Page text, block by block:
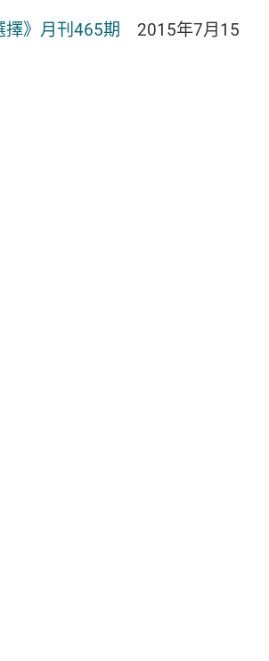
擇》月刊465期 2015年7月15